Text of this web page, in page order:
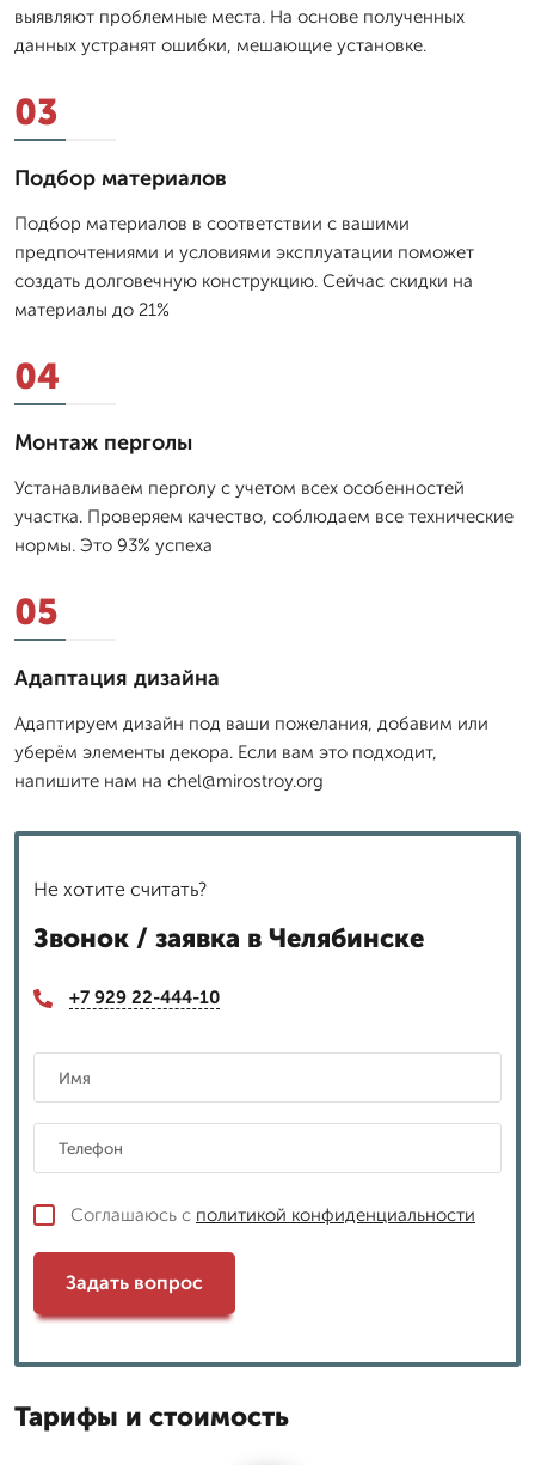
выявляют проблемные места. На основе полученных
данных устранят ошибки, мешающие установке.
03
Подбор материалов
Подбор материалов в соответствии с вашими
предпочтениями и условиями эксплуатации поможет
создать долговечную конструкцию. Сейчас скидки на
материалы до 21%
04
Монтаж перголы
Устанавливаем перголу с учетом всех особенностей
участка. Проверяем качество, соблюдаем все технические
нормы. Это 93% успеха
05
Адаптация дизайна
Адаптируем дизайн под ваши пожелания, добавим или
уберём элементы декора. Если вам это подходит,
напишите нам на chel@mirostroy.org
Не хотите считать?
Звонок / заявка в Челябинске
+7 929 22-444-10
Соглашаюсь с политикой конфиденциальности
Задать вопрос
Тарифы и стоимость